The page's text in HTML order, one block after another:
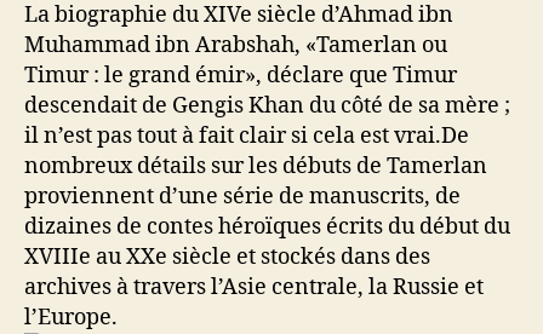
La biographie du XIVe siècle d’Ahmad ibn
Muhammad ibn Arabshah, «Tamerlan ou
Timur : le grand émir», déclare que Timur
descendait de Gengis Khan du côté de sa mère ;
il n’est pas tout à fait clair si cela est vrai.De
nombreux détails sur les débuts de Tamerlan
proviennent d’une série de manuscrits, de
dizaines de contes héroïques écrits du début du
XVIIIe au XXe siècle et stockés dans des
archives à travers l’Asie centrale, la Russie et
l’Europe.